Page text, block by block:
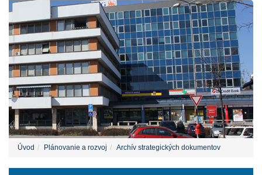
Úvod Plánovanie a rozvoj Archív strategických dokumentov